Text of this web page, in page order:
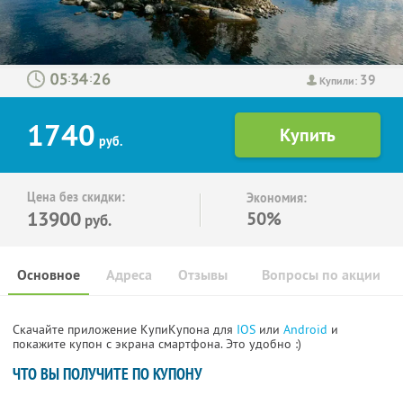
Купили: 39
: :
1740 руб.
Цена без скидки:
13900 руб.
Экономия:
50%
Основное Отзывы Вопросы по акции
Адреса
Скачайте приложение КупиКупона для IOS или Android и
покажите купон с экрана смартфона. Это удобно :)
ЧТО ВЫ ПОЛУЧИТЕ ПО КУПОНУ